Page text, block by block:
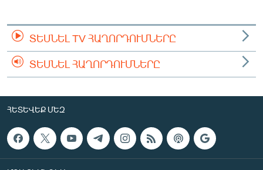
ՏԵՍՆԵԼ TV ՀԱՂՈՐԴՈՒՄՆԵՐԸ
ՏԵՍՆԵԼ ՀԱՂՈՐԴՈՒՄՆԵՐԸ
ՀԵՏԵՎԵՔ ՄԵԶ